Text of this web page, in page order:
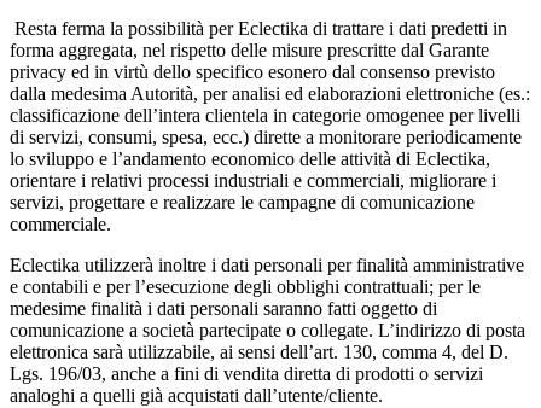
Resta ferma la possibilità per Eclectika di trattare i dati predetti in
forma aggregata, nel rispetto delle misure prescritte dal Garante
privacy ed in virtù dello specifico esonero dal consenso previsto
dalla medesima Autorità, per analisi ed elaborazioni elettroniche (es.:
classificazione dell’intera clientela in categorie omogenee per livelli
di servizi, consumi, spesa, ecc.) dirette a monitorare periodicamente
lo sviluppo e l’andamento economico delle attività di Eclectika,
orientare i relativi processi industriali e commerciali, migliorare i
servizi, progettare e realizzare le campagne di comunicazione
commerciale.
Eclectika utilizzerà inoltre i dati personali per finalità amministrative
e contabili e per l’esecuzione degli obblighi contrattuali; per le
medesime finalità i dati personali saranno fatti oggetto di
comunicazione a società partecipate o collegate. L’indirizzo di posta
elettronica sarà utilizzabile, ai sensi dell’art. 130, comma 4, del D.
Lgs. 196/03, anche a fini di vendita diretta di prodotti o servizi
analoghi a quelli già acquistati dall’utente/cliente.